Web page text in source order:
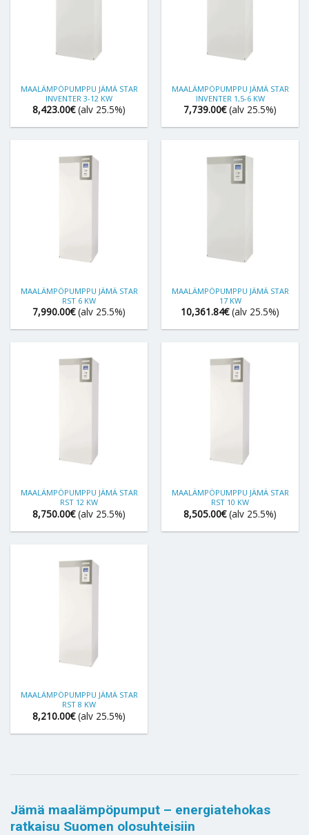
MAALÄMPÖPUMPPU JÄMÄ STAR
INVENTER 3-12 KW
8,423.00€ (alv 25.5%)
MAALÄMPÖPUMPPU JÄMÄ STAR
INVENTER 1,5-6 KW
7,739.00€ (alv 25.5%)
MAALÄMPÖPUMPPU JÄMÄ STAR
RST 6 KW
7,990.00€ (alv 25.5%)
MAALÄMPÖPUMPPU JÄMÄ STAR
17 KW
10,361.84€ (alv 25.5%)
MAALÄMPÖPUMPPU JÄMÄ STAR
RST 12 KW
8,750.00€ (alv 25.5%)
MAALÄMPÖPUMPPU JÄMÄ STAR
RST 10 KW
8,505.00€ (alv 25.5%)
MAALÄMPÖPUMPPU JÄMÄ STAR
RST 8 KW
8,210.00€ (alv 25.5%)
Jämä maalämpöpumput – energiatehokas
ratkaisu Suomen olosuhteisiin